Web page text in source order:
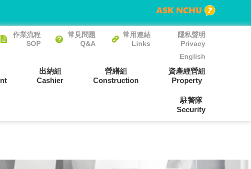
作業流程
SOP
常見問題
Q&A
常用連結
Links
隱私聲明
Privacy
English
出納組
Cashier
營繕組
Construction
資產經營組
Property
駐警隊
Security